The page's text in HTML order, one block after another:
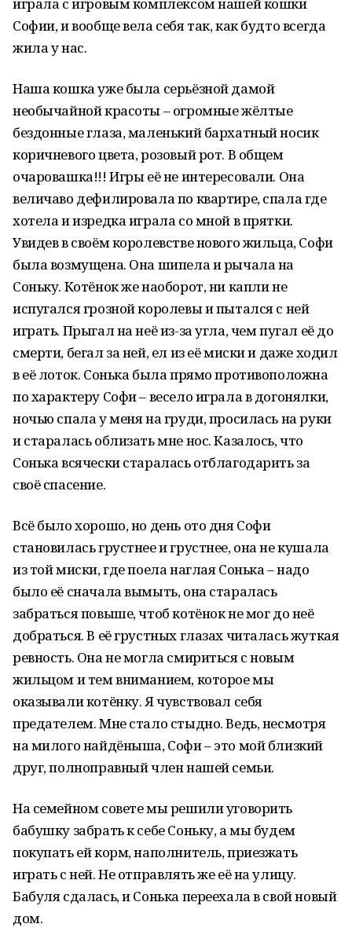
Софии, и вообще вела себя так, как будто всегда
жила у нас.
Наша кошка уже была серьёзной дамой
необычайной красоты – огромные жёлтые
бездонные глаза, маленький бархатный носик
коричневого цвета, розовый рот. В общем
очаровашка!!! Игры её не интересовали. Она
величаво дефилировала по квартире, спала где
хотела и изредка играла со мной в прятки.
Увидев в своём королевстве нового жильца, Софи
была возмущена. Она шипела и рычала на
Соньку. Котёнок же наоборот, ни капли не
испугался грозной королевы и пытался с ней
играть. Прыгал на неё из-за угла, чем пугал её до
смерти, бегал за ней, ел из её миски и даже ходил
в её лоток. Сонька была прямо противоположна
по характеру Софи – весело играла в догонялки,
ночью спала у меня на груди, просилась на руки
и старалась облизать мне нос. Казалось, что
Сонька всячески старалась отблагодарить за
своё спасение.
Всё было хорошо, но день ото дня Софи
становилась грустнее и грустнее, она не кушала
из той миски, где поела наглая Сонька – надо
было её сначала вымыть, она старалась
забраться повыше, чтоб котёнок не мог до неё
добраться. В её грустных глазах читалась жуткая
ревность. Она не могла смириться с новым
жильцом и тем вниманием, которое мы
оказывали котёнку. Я чувствовал себя
предателем. Мне стало стыдно. Ведь, несмотря
на милого найдёныша, Софи – это мой близкий
друг, полноправный член нашей семьи.
На семейном совете мы решили уговорить
бабушку забрать к себе Соньку, а мы будем
покупать ей корм, наполнитель, приезжать
играть с ней. Не отправлять же её на улицу.
Бабуля сдалась, и Сонька переехала в свой новый
дом.